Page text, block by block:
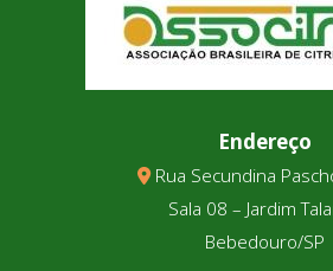
Endereço
Rua Secundina
Sala 08 – Jardim
Bebedouro/SP